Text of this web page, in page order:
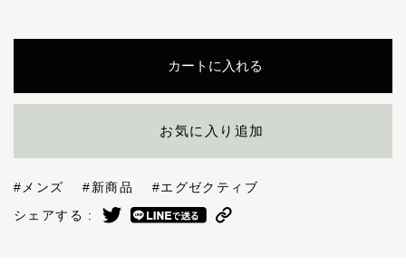
カートに入れる
お気に入り追加
#メンズ #新商品
#エグゼクティブ
シェアする :